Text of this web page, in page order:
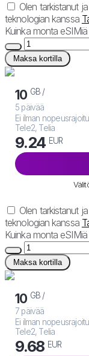
Olen tarkistanut
teknologian kanssa
Kuinka monta
Maksa kortilla
10 GB /
5 päivää
Ei ilman
Tele2, Telia
9.24 EUR
Olen tarkistanut
teknologian kanssa
Kuinka monta
Maksa kortilla
10 GB /
7 päivää
Ei ilman
Tele2, Telia
9.68 EUR